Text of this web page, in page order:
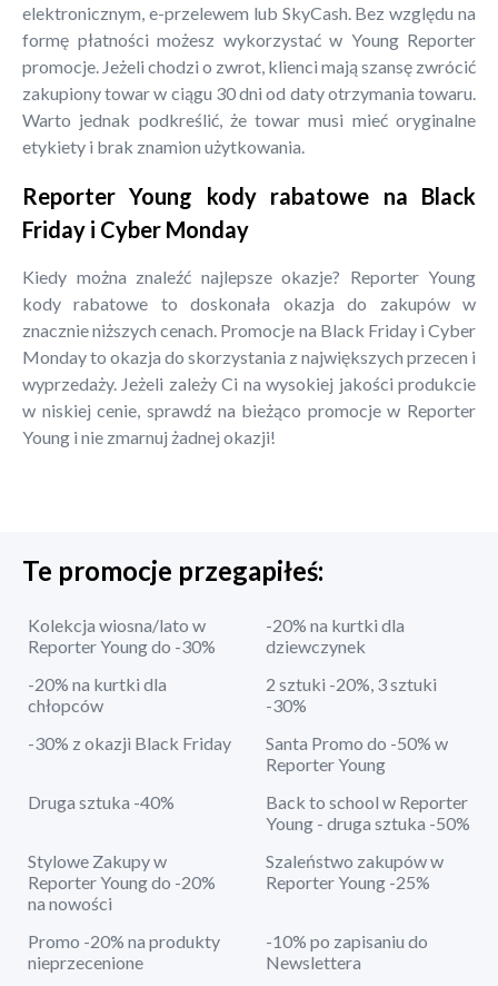
elektronicznym, e-przelewem lub SkyCash. Bez względu na
formę płatności możesz wykorzystać w Young Reporter
promocje. Jeżeli chodzi o zwrot, klienci mają szansę zwrócić
zakupiony towar w ciągu 30 dni od daty otrzymania towaru.
Warto jednak podkreślić, że towar musi mieć oryginalne
etykiety i brak znamion użytkowania.
Reporter Young kody rabatowe na Black
Friday i Cyber Monday
Kiedy można znaleźć najlepsze okazje? Reporter Young
kody rabatowe to doskonała okazja do zakupów w
znacznie niższych cenach. Promocje na Black Friday i Cyber
Monday to okazja do skorzystania z największych przecen i
wyprzedaży. Jeżeli zależy Ci na wysokiej jakości produkcie
w niskiej cenie, sprawdź na bieżąco promocje w Reporter
Young i nie zmarnuj żadnej okazji!
Te promocje przegapiłeś:
Kolekcja wiosna/lato w
Reporter Young do -30%
-20% na kurtki dla
dziewczynek
-20% na kurtki dla
chłopców
2 sztuki -20%, 3 sztuki
-30%
-30% z okazji Black Friday
Santa Promo do -50% w
Reporter Young
Druga sztuka -40%
Back to school w Reporter
Young - druga sztuka -50%
Stylowe Zakupy w
Reporter Young do -20%
na nowości
Szaleństwo zakupów w
Reporter Young -25%
Promo -20% na produkty
nieprzecenione
-10% po zapisaniu do
Newslettera